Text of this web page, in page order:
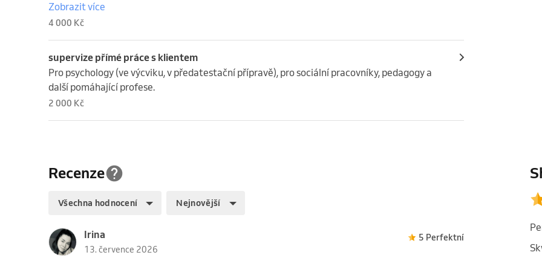
Děkuji.
Zobrazit více
4 000 Kč
supervize přímé práce s klientem
Pro psychology (ve výcviku, v předatestační přípravě), pro sociální pracovníky, pedagogy a
další pomáhající profese.
2 000 Kč
Recenze
Všechna hodnocení Nejnovější
Irina
13. července 2026
5 Perfektní